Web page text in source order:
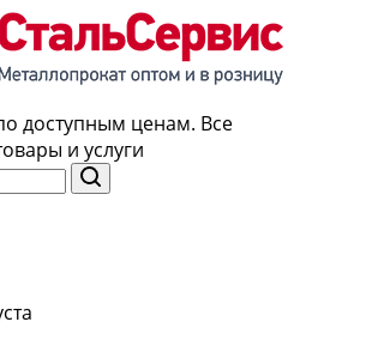
доступным ценам. Все
и услуги